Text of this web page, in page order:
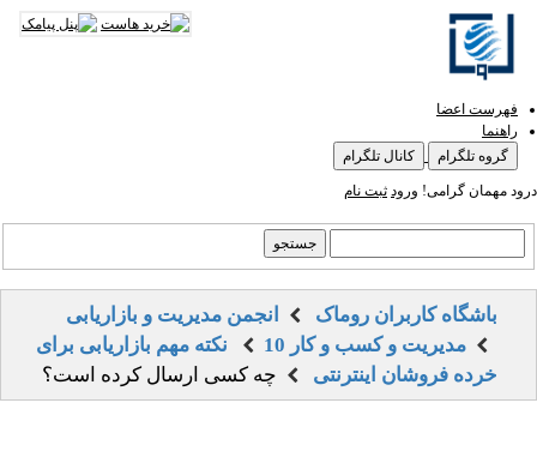
فهرست اعضا
راهنما
گروه تلگرام
کانال تلگرام
درود مهمان گرامی! ورود ثبت نام
باشگاه کاربران روماک
انجمن مدیریت و بازاریابی
مدیریت و کسب و کار
10 نکته مهم بازاریابی برای
خرده فروشان اینترنتی
چه کسی ارسال کرده است؟